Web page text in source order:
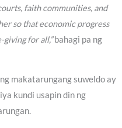
faith communities, and
so that economic progress
for all,”bahagi pa ng
makatarungang suweldo ay
kundi usapin din ng